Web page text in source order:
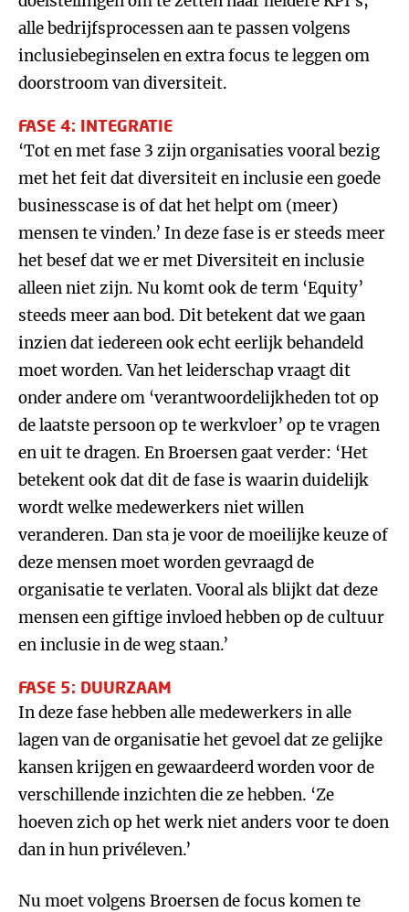
alle bedrijfsprocessen aan te passen volgens
inclusiebeginselen en extra focus te leggen om
doorstroom van diversiteit.
FASE 4: INTEGRATIE
‘Tot en met fase 3 zijn organisaties vooral bezig
met het feit dat diversiteit en inclusie een goede
businesscase is of dat het helpt om (meer)
mensen te vinden.’ In deze fase is er steeds meer
het besef dat we er met Diversiteit en inclusie
alleen niet zijn. Nu komt ook de term ‘Equity’
steeds meer aan bod. Dit betekent dat we gaan
inzien dat iedereen ook echt eerlijk behandeld
moet worden. Van het leiderschap vraagt dit
onder andere om ‘verantwoordelijkheden tot op
de laatste persoon op te werkvloer’ op te vragen
en uit te dragen. En Broersen gaat verder: ‘Het
betekent ook dat dit de fase is waarin duidelijk
wordt welke medewerkers niet willen
veranderen. Dan sta je voor de moeilijke keuze of
deze mensen moet worden gevraagd de
organisatie te verlaten. Vooral als blijkt dat deze
mensen een giftige invloed hebben op de cultuur
en inclusie in de weg staan.’
FASE 5: DUURZAAM
In deze fase hebben alle medewerkers in alle
lagen van de organisatie het gevoel dat ze gelijke
kansen krijgen en gewaardeerd worden voor de
verschillende inzichten die ze hebben. ‘Ze
hoeven zich op het werk niet anders voor te doen
dan in hun privéleven.’
Nu moet volgens Broersen de focus komen te